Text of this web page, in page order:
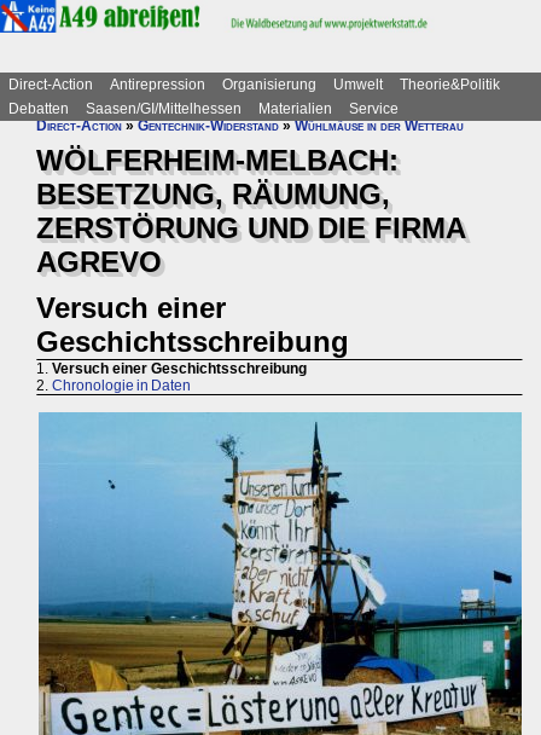
Direct-Action Antirepression Organisierung Umwelt
Theorie&Politik
Debatten
Saasen/GI/Mittelhessen Materialien
Service
Direct-Action»Gentechnik-Widerstand»Wühlmäuse in der Wetterau
WÖLFERHEIM-MELBACH:
BESETZUNG, RÄUMUNG,
ZERSTÖRUNG UND DIE FIRMA
AGREVO
Versuch einer
Geschichtsschreibung
1. Versuch einer Geschichtsschreibung
2. Chronologie in Daten